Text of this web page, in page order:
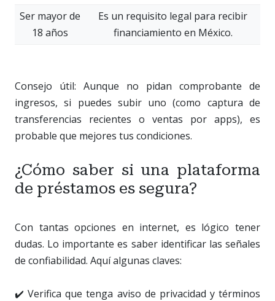
Ser mayor de
18 años
Es un requisito legal para recibir
financiamiento en México.
Consejo útil: Aunque no pidan comprobante de
ingresos, si puedes subir uno (como captura de
transferencias recientes o ventas por apps), es
probable que mejores tus condiciones.
¿Cómo saber si una plataforma
de préstamos es segura?
Con tantas opciones en internet, es lógico tener
dudas. Lo importante es saber identificar las señales
de confiabilidad. Aquí algunas claves:
✔️ Verifica que tenga aviso de privacidad y términos